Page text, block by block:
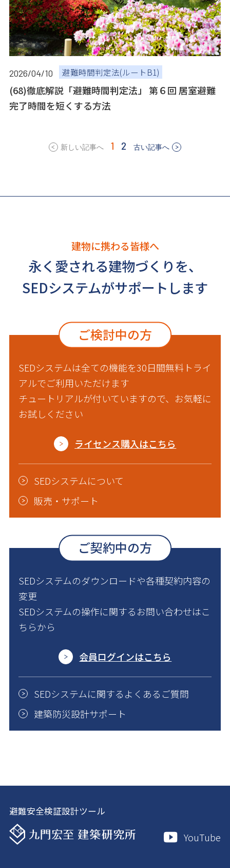
2026/04/10 避難時間判定法(ルートB1)
(68)徹底解説「避難時間判定法」 第６回 居室避難
完了時間を短くする方法
新しい記事へ 1 2 古い記事へ
建物に携わる皆様へ
永く愛される建物づくりを、
SEDシステムがサポートします
ご検討中の方
SEDシステムは全ての機能を30日間無料トライ
アルでご利用いただけます
チュートリアルが付いていますので、お気軽に
お試しください
ライセンス購入はこちら
SEDシステムについて
販売・サポート
ご契約中の方
SEDシステムのダウンロードや各種契約内容の
変更
SEDシステムの操作に関するお問い合わせはこ
ちらから
会員ログインはこちら
SEDシステムに関するよくあるご質問
建築防災設計サポート
避難安全検証設計ツール
YouTube